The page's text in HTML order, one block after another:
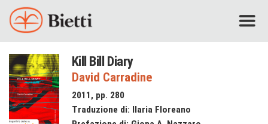
Kill Bill Diary
David Carradine
2011, pp. 280
Traduzione di: Ilaria Floreano